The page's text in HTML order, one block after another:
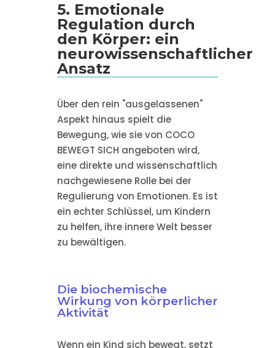
5. Emotionale
Regulation durch
den Körper: ein
neurowissenschaftlicher
Ansatz
Über den rein "ausgelassenen"
Aspekt hinaus spielt die
Bewegung, wie sie von COCO
BEWEGT SICH angeboten wird,
eine direkte und wissenschaftlich
nachgewiesene Rolle bei der
Regulierung von Emotionen. Es ist
ein echter Schlüssel, um Kindern
zu helfen, ihre innere Welt besser
zu bewältigen.
Die biochemische
Wirkung von körperlicher
Aktivität
Wenn ein Kind sich bewegt, setzt